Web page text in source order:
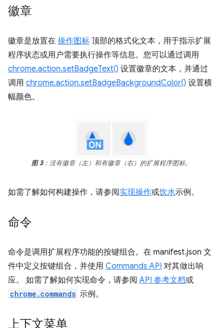
徽章
徽章是放置在 操作图标 顶部的格式化文本，用于指示扩展
程序状态或用户需要执行操作等信息。您可以通过调用
chrome.action.setBadgeText() 设置徽章的文本，并通过
调用 chrome.action.setBadgeBackgroundColor() 设置横
幅颜色。
图 3：没有徽章（左）和有徽章（右）的扩展程序图标。
如需了解如何构建操作，请参阅实现操作或饮水示例。
命令
命令是调用扩展程序功能的按键组合。在 manifest.json 文
件中定义按键组合，并使用 Commands API 对其做出响
应。 如需了解如何实现命令，请参阅 API 参考文档或
chrome.commands 示例。
上下文菜单